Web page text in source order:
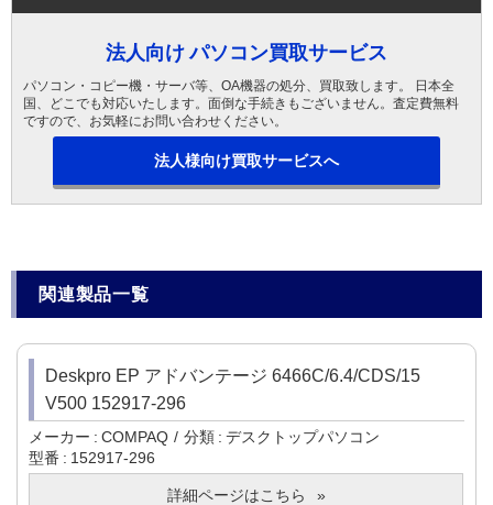
法人向け パソコン買取サービス
パソコン・コピー機・サーバ等、OA機器の処分、買取致します。 日本全
国、どこでも対応いたします。面倒な手続きもございません。査定費無料
ですので、お気軽にお問い合わせください。
法人様向け買取サービスへ
関連製品一覧
Deskpro EP アドバンテージ 6466C/6.4/CDS/15
V500 152917-296
メーカー COMPAQ 分類
デスクトップパソコン
型番
152917-296
詳細ページはこちら